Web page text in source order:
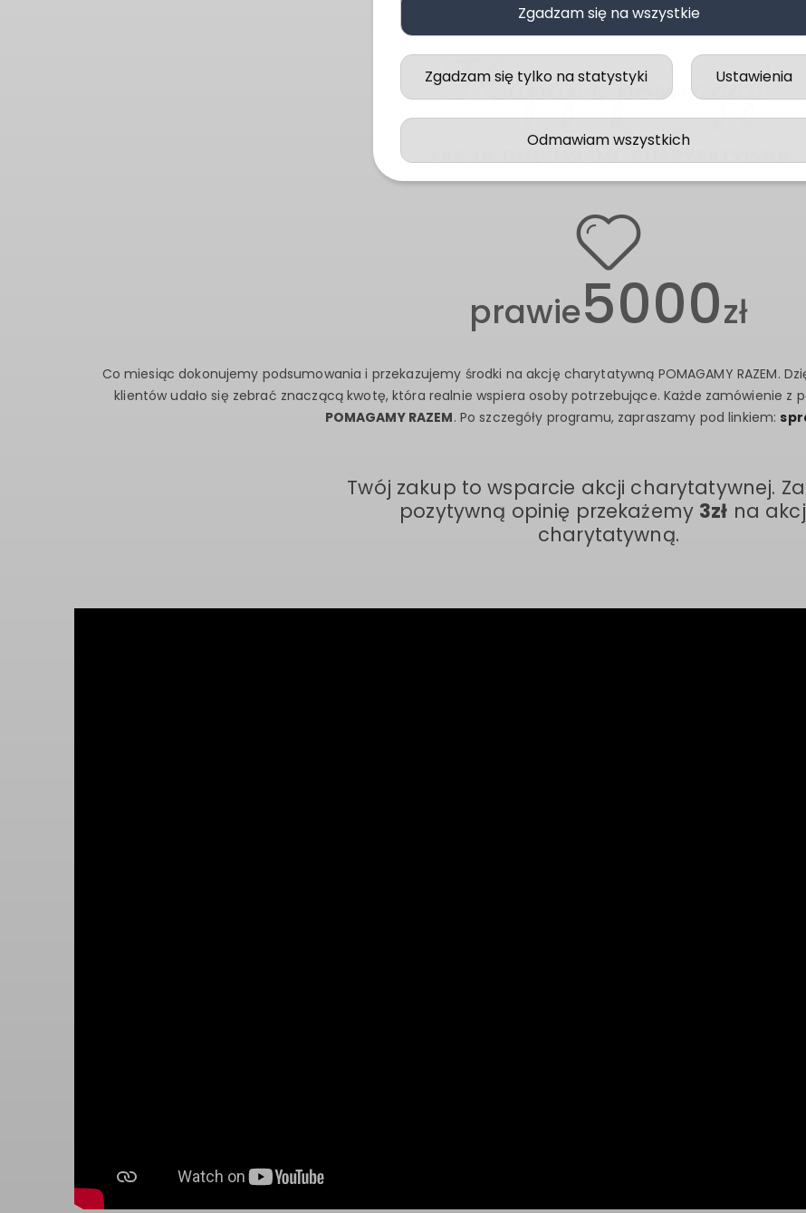
Kupuj i pomagaj!
AKCJA POMAGAMY RAZEM
prawie5000zł
Co miesiąc dokonujemy podsumowania i przekazujemy środki na akcję charytatywną POMAGAMY RAZEM.
klientów udało się zebrać znaczącą kwotę, która realnie wspiera osoby potrzebujące. Każde zamówienie z
POMAGAMY RAZEM. Po szczegóły programu, zapraszamy pod linkiem:
Twój zakup to wsparcie akcji charytatywnej.
pozytywną opinię przekażemy 3zł na
charytatywną.
Zgadzam się na wszystkie
Zgadzam się tylko na statystyki Ustawienia
Odmawiam wszystkich